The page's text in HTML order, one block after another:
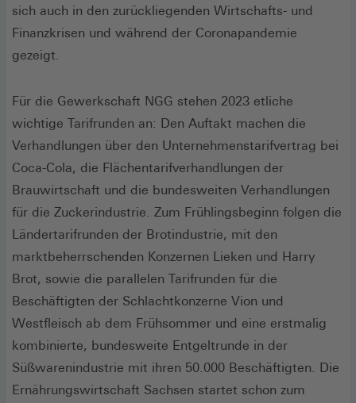
sich auch in den zurückliegenden Wirtschafts- und
Finanzkrisen und während der Coronapandemie
gezeigt.
Für die Gewerkschaft NGG stehen 2023 etliche
wichtige Tarifrunden an: Den Auftakt machen die
Verhandlungen über den Unternehmenstarifvertrag bei
Coca-Cola, die Flächentarifverhandlungen der
Brauwirtschaft und die bundesweiten Verhandlungen
für die Zuckerindustrie. Zum Frühlingsbeginn folgen die
Ländertarifrunden der Brotindustrie, mit den
marktbeherrschenden Konzernen Lieken und Harry
Brot, sowie die parallelen Tarifrunden für die
Beschäftigten der Schlachtkonzerne Vion und
Westfleisch ab dem Frühsommer und eine erstmalig
kombinierte, bundesweite Entgeltrunde in der
Süßwarenindustrie mit ihren 50.000 Beschäftigten. Die
Ernährungswirtschaft Sachsen startet schon zum